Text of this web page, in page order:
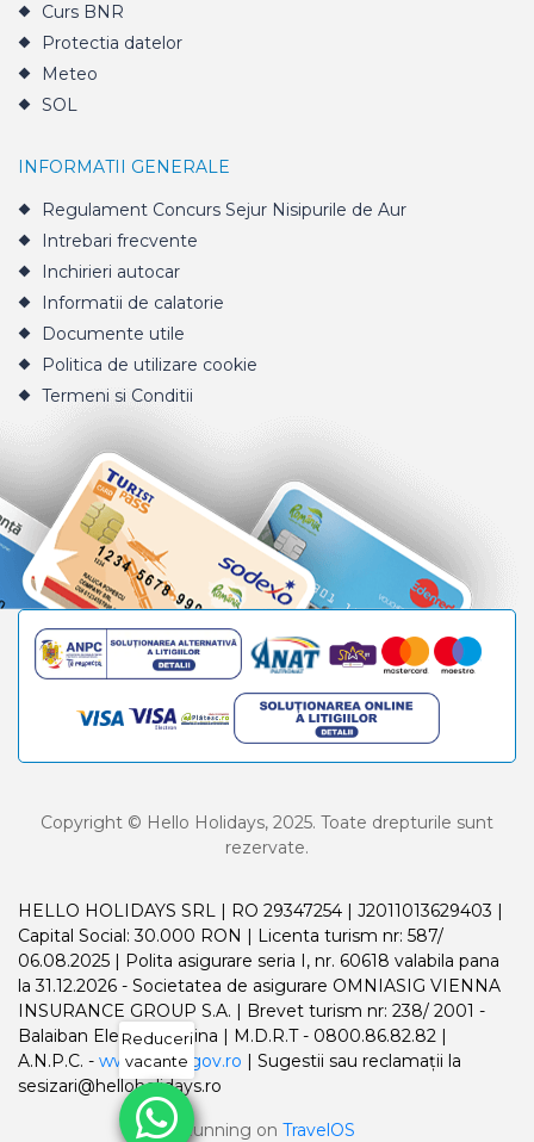
Curs BNR
Protectia datelor
Meteo
SOL
INFORMATII GENERALE
Regulament Concurs Sejur Nisipurile de Aur
Intrebari frecvente
Inchirieri autocar
Informatii de calatorie
Documente utile
Politica de utilizare cookie
Termeni si Conditii
Copyright © Hello Holidays, 2025. Toate drepturile sunt
rezervate.
HELLO HOLIDAYS SRL | RO 29347254 | J2011013629403 |
Capital Social: 30.000 RON | Licenta turism nr: 587/
06.08.2025 | Polita asigurare seria I, nr. 60618 valabila pana
la 31.12.2026 - Societatea de asigurare OMNIASIG VIENNA
INSURANCE GROUP S.A. | Brevet turism nr: 238/ 2001 -
Balaiban Elena Madalina | M.D.R.T - 0800.86.82.82 |
A.N.P.C. - www.anpc.gov.ro | Sugestii sau reclamații la
sesizari@helloholidays.ro
Running on TravelOS
Reduceri
vacante